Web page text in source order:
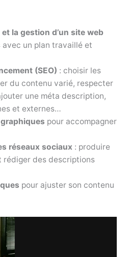
la gestion d’un site web
avec un plan travaillé et
(SEO) : choisir les
du contenu varié, respecter
une méta description,
et externes…
pour accompagner
réseaux sociaux: produire
des descriptions
pour ajuster son contenu